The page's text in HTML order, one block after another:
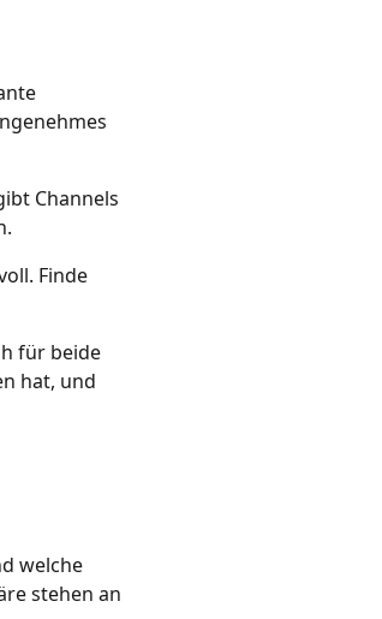
Channels
Finde
für beide
hat, und
welche
stehen an